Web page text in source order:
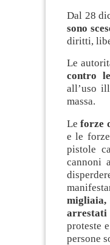
Dal 28
sono
diritti,
Le
contro
all’uso
massa.
Leforze
e le
pistole
cannoni
proteste
persone